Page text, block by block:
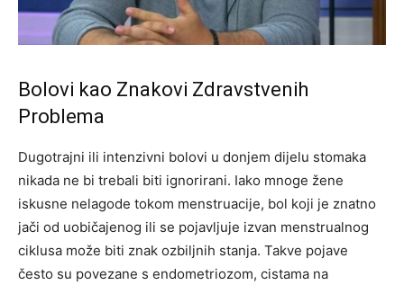
Bolovi kao Znakovi Zdravstvenih
Problema
Dugotrajni ili intenzivni bolovi u donjem dijelu stomaka
nikada ne bi trebali biti ignorirani. Iako mnoge žene
iskusne nelagode tokom menstruacije, bol koji je znatno
jači od uobičajenog ili se pojavljuje izvan menstrualnog
ciklusa može biti znak ozbiljnih stanja. Takve pojave
često su povezane s endometriozom, cistama na